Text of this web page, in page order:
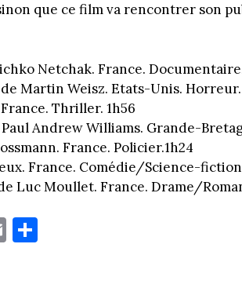
que ce film va rencontrer son
Netchak. France.
Martin Weisz. Etats-Unis. Horreur.
Thriller. 1h56
Andrew Williams. Grande-
France. Policier.1h24
France. Comédie/Science-
Luc Moullet. France. Drame/
E
m